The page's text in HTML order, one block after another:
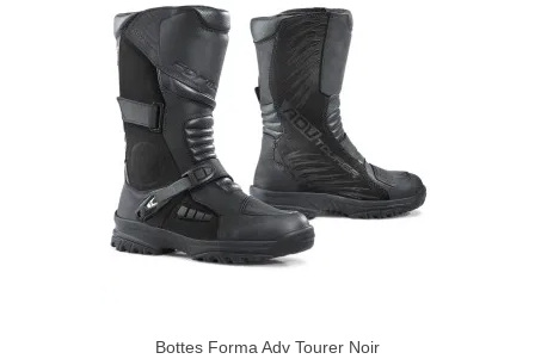
Bottes Forma Adv Tourer Noir